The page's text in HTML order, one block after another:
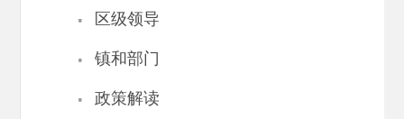
· 区级领导
· 镇和部门
· 政策解读